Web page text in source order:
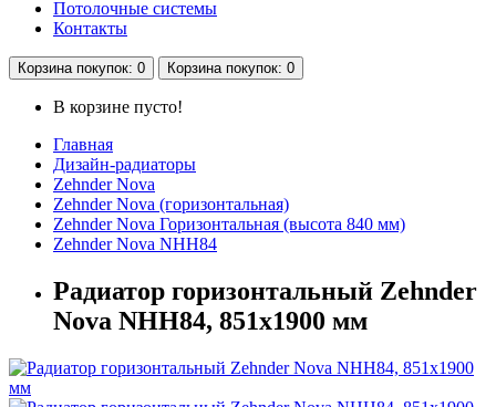
Потолочные системы
Контакты
Корзинапокупок: 0 Корзинапокупок: 0
В корзине пусто!
Главная
Дизайн-радиаторы
Zehnder Nova
Zehnder Nova (горизонтальная)
Zehnder Nova Горизонтальная (высота 840 мм)
Zehnder Nova NHH84
Радиатор горизонтальный Zehnder
Nova NHH84, 851х1900 мм